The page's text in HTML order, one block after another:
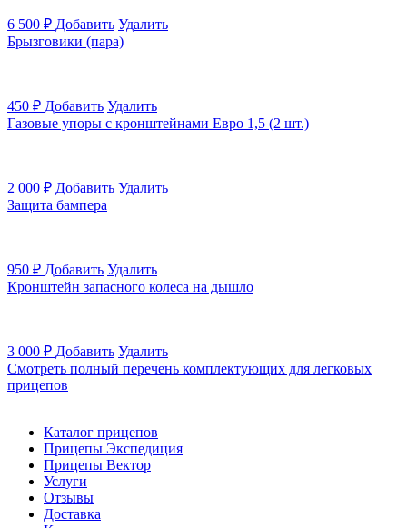
6 500 ₽ Добавить Удалить
Брызговики (пара)
450 ₽ Добавить Удалить
Газовые упоры с кронштейнами Евро 1,5 (2 шт.)
2 000 ₽ Добавить Удалить
Защита бампера
950 ₽ Добавить Удалить
Кронштейн запасного колеса на дышло
3 000 ₽ Добавить Удалить
Смотреть полный перечень комплектующих для легковых
прицепов
Каталог прицепов
Прицепы Экспедиция
Прицепы Вектор
Услуги
Отзывы
Доставка